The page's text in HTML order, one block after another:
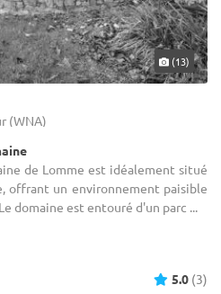
(13)
(WNA)
de Lomme est idéalement situé
offrant un environnement paisible
domaine est entouré d'un parc ...
5.0 (3)